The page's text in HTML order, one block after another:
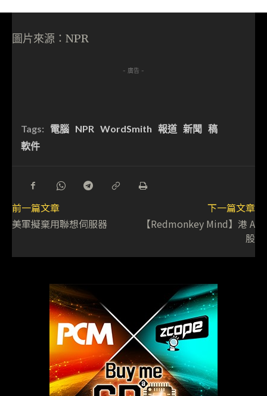
圖片來源：NPR
- 廣告 -
Tags: 電腦 NPR WordSmith 報道 新聞
稿
軟件
前一篇文章
美軍擬棄用聯想伺服器
下一篇文章
【Redmonkey Mind】港 A
股